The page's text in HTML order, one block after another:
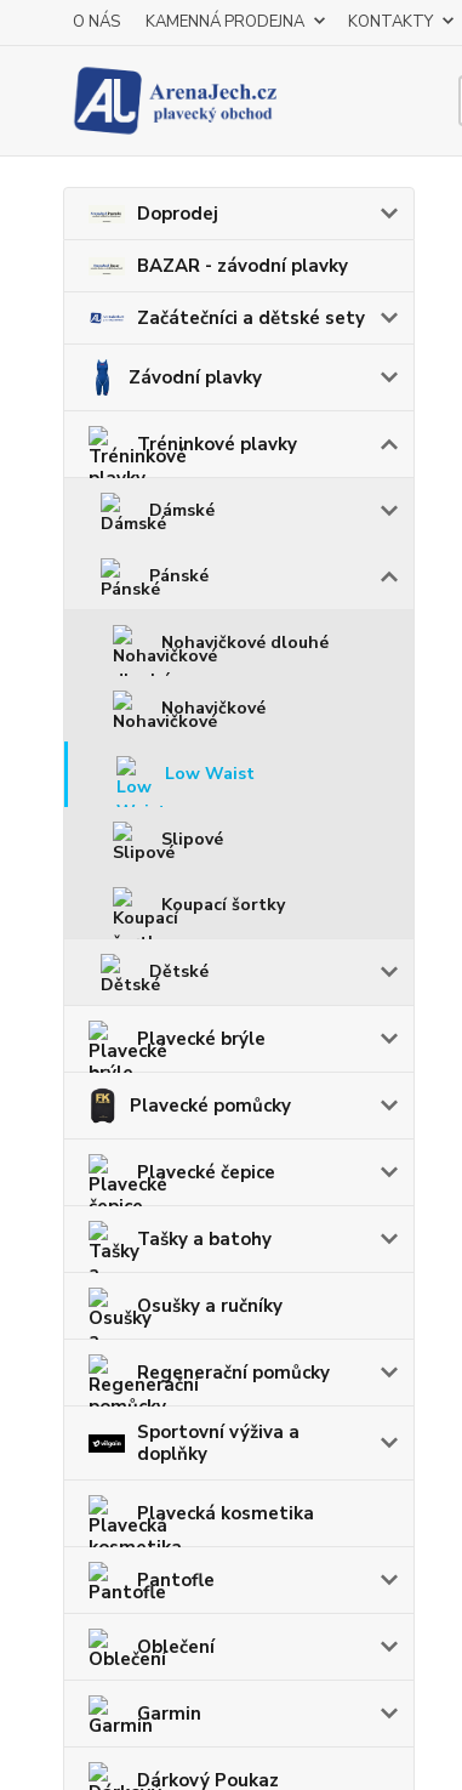
O NÁS KAMENNÁ PRODEJNA KONTAKTY
Doprodej
BAZAR - závodní plavky
Začátečníci a dětské sety
Závodní plavky
Tréninkové plavky
Dámské
Pánské
Nohavičkové dlouhé
Nohavičkové
Low Waist
Slipové
Koupací šortky
Dětské
Plavecké brýle
Plavecké pomůcky
Plavecké čepice
Tašky a batohy
Osušky a ručníky
Regenerační pomůcky
Sportovní výživa a
doplňky
Plavecká kosmetika
Pantofle
Oblečení
Garmin
Dárkový Poukaz